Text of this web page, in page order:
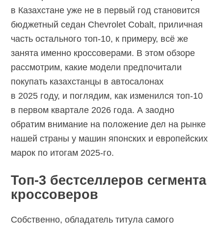
в Казахстане уже не в первый год становится
бюджетный седан Chevrolet Cobalt, приличная
часть остальноготоп-10, к примеру, всё же
занята именно кроссоверами. В этом обзоре
рассмотрим, какие модели предпочитали
покупать казахстанцы в автосалонах
в 2025 году, и поглядим, как изменилсятоп-10
в первом квартале 2026 года. А заодно
обратим внимание на положение дел на рынке
нашей страны у машин японских и европейских
марок по итогам 2025-го.
Топ-3 бестселлеров сегмента
кроссоверов
Собственно, обладатель титула самого